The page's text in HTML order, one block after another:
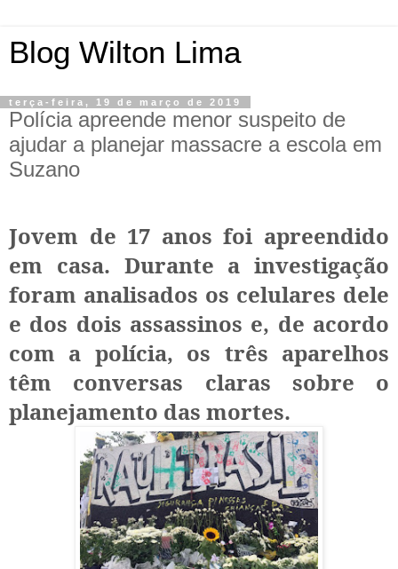
Blog Wilton Lima
terça-feira, 19 de março de 2019
Polícia apreende menor suspeito de
ajudar a planejar massacre a escola em
Suzano
Jovem de 17 anos foi apreendido
em casa. Durante a investigação
foram analisados os celulares dele
e dos dois assassinos e, de acordo
com a polícia, os três aparelhos
têm conversas claras sobre o
planejamento das mortes.